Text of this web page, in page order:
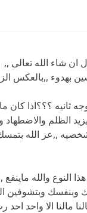
ان شاء الله تعالى ,,
بهدوء ,,بالعكس
ثانيه ؟؟؟اذا
الظلم
,,عز الله
والله ماينفع
وبتشوفين
الا واحد احد